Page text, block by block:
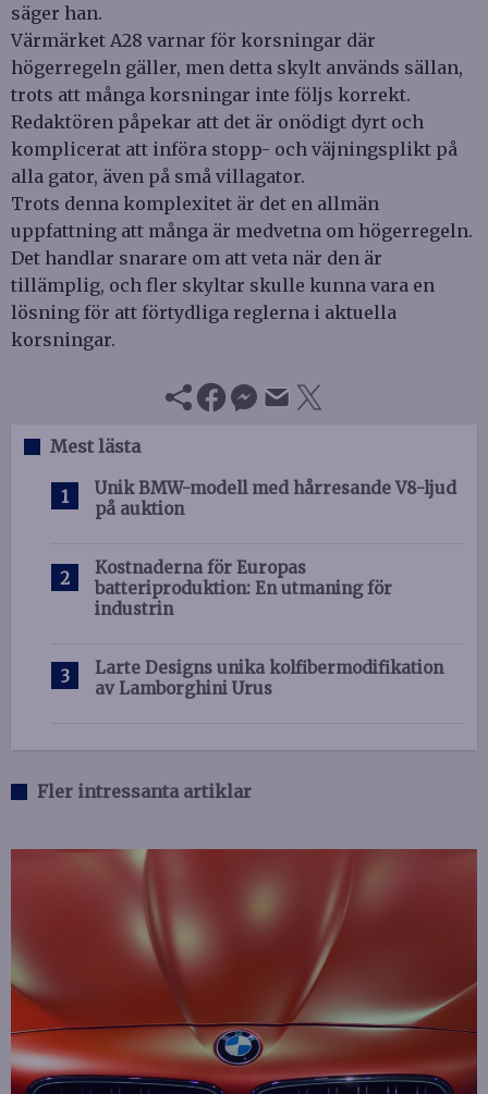
säger han.
Värmärket A28 varnar för korsningar där
högerregeln gäller, men detta skylt används sällan,
trots att många korsningar inte följs korrekt.
Redaktören påpekar att det är onödigt dyrt och
komplicerat att införa stopp- och väjningsplikt på
alla gator, även på små villagator.
Trots denna komplexitet är det en allmän
uppfattning att många är medvetna om högerregeln.
Det handlar snarare om att veta när den är
tillämplig, och fler skyltar skulle kunna vara en
lösning för att förtydliga reglerna i aktuella
korsningar.
Mest lästa
Unik BMW-modell med hårresande V8-ljud
på auktion
Kostnaderna för Europas
batteriproduktion: En utmaning för
industrin
Larte Designs unika kolfibermodifikation
av Lamborghini Urus
Fler intressanta artiklar